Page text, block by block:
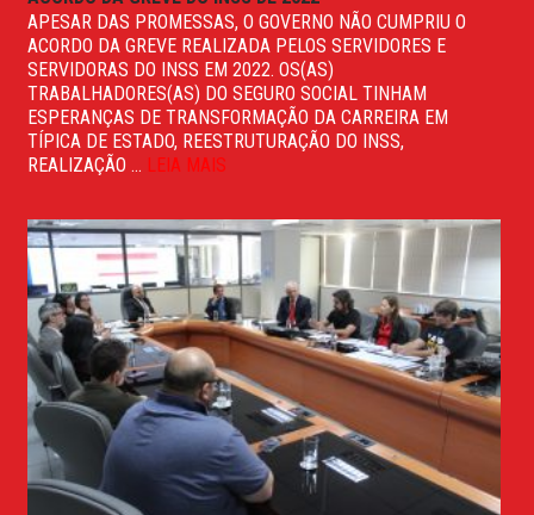
APESAR DAS PROMESSAS, O GOVERNO NÃO CUMPRIU O
ACORDO DA GREVE REALIZADA PELOS SERVIDORES E
SERVIDORAS DO INSS EM 2022. OS(AS)
TRABALHADORES(AS) DO SEGURO SOCIAL TINHAM
ESPERANÇAS DE TRANSFORMAÇÃO DA CARREIRA EM
TÍPICA DE ESTADO, REESTRUTURAÇÃO DO INSS,
REALIZAÇÃO ... LEIA MAIS